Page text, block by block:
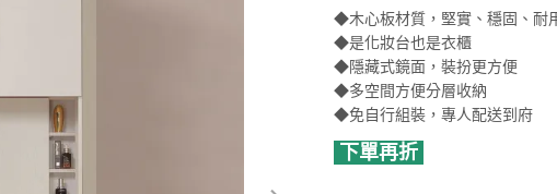
◆木心板材質，堅實、穩固、耐
◆是化妝台也是衣櫃
◆隱藏式鏡面，裝扮更方便
◆多空間方便分層收納
◆免自行組裝，專人配送到府
下單再折